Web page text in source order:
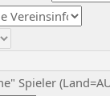
Spieler